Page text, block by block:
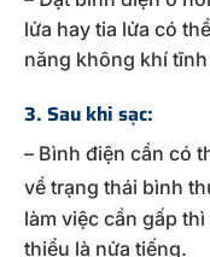
lửa hay tia lửa có
năng không khí
3. Sau khi sạc:
– Bình điện cần có
về trạng thái bình
làm việc cần gấp
thiểu là nửa tiếng.